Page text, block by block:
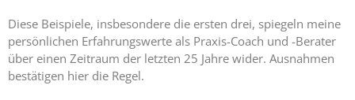
Diese Beispiele, insbesondere die ersten drei, spiegeln meine
persönlichen Erfahrungswerte als Praxis-Coach und -Berater
über einen Zeitraum der letzten 25 Jahre wider. Ausnahmen
bestätigen hier die Regel.